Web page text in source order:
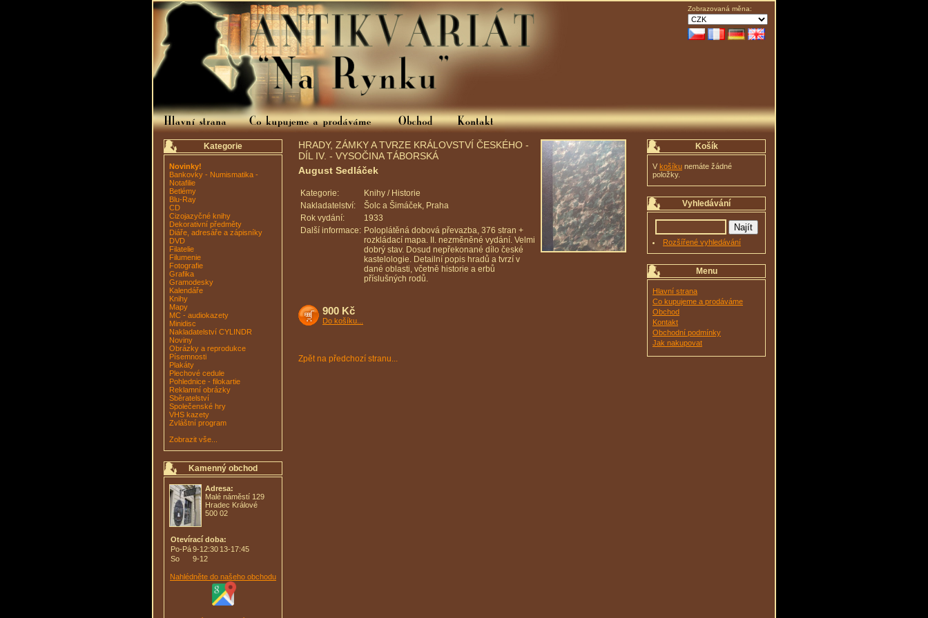
Zobrazovaná měna:
Kategorie
Novinky!
Bankovky - Numismatika -
Notafilie
Betlémy
Blu-Ray
CD
Cizojazyčné knihy
Dekorativní předměty
Diáře, adresáře a zápisníky
DVD
Filatelie
Filumenie
Fotografie
Grafika
Gramodesky
Kalendáře
Knihy
Mapy
MC - audiokazety
Minidisc
Nakladatelství CYLINDR
Noviny
Obrázky a reprodukce
Písemnosti
Plakáty
Plechové cedule
Pohlednice - filokartie
Reklamní obrázky
Sběratelství
Společenské hry
VHS kazety
Zvláštní program
Zobrazit vše...
Kamenný obchod
Adresa:
Malé náměstí 129
Hradec Králové
500 02
Otevírací doba:
Po-Pá9-12:30 13-17:45
So
9-12
Nahlédněte do našeho obchodu
Košík
V košíku nemáte žádné
položky.
Vyhledávání
Rozšířené vyhledávání
Menu
Hlavní strana
Co kupujeme a prodáváme
Obchod
Kontakt
Obchodní podmínky
Jak nakupovat
HRADY, ZÁMKY A TVRZE KRÁLOVSTVÍ ČESKÉHO -
DÍL IV. - VYSOČINA TÁBORSKÁ
August Sedláček
Kategorie:
Knihy / Historie
Nakladatelství:
Šolc a Šimáček, Praha
Rok vydání:
1933
Další informace: Poloplátěná dobová převazba, 376 stran +
rozkládací mapa. II. nezměněné vydání. Velmi
dobrý stav. Dosud nepřekonané dílo české
kastelologie. Detailní popis hradů a tvrzí v
dané oblasti, včetně historie a erbů
příslušných rodů.
900 Kč
Do košíku...
Zpět na předchozí stranu...